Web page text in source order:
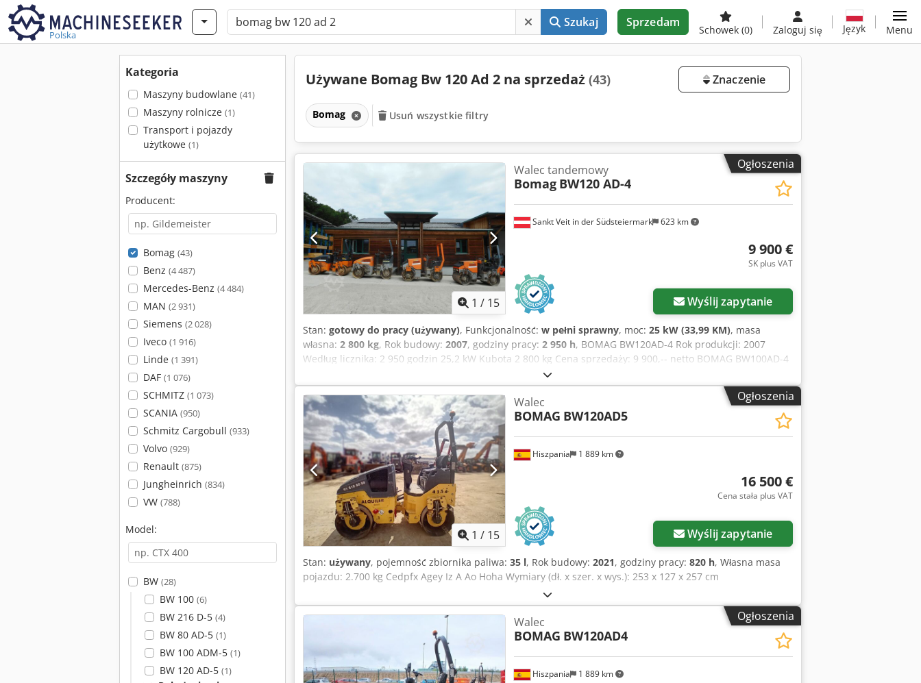
Polska
Szukaj Sprzedam
Schowek (0) Zaloguj się Język Menu
Kategoria
Maszyny budowlane (41)
Maszyny rolnicze (1)
Transport i pojazdy
użytkowe (1)
Szczegóły maszyny
Producent:
Bomag (43)
Benz (4 487)
Mercedes-Benz (4 484)
MAN (2 931)
Siemens (2 028)
Iveco (1 916)
Linde (1 391)
DAF (1 076)
SCHMITZ (1 073)
SCANIA (950)
Schmitz Cargobull (933)
Volvo (929)
Renault (875)
Jungheinrich (834)
VW (788)
Model:
BW (28)
BW 100 (6)
BW 216 D-5 (4)
BW 80 AD-5 (1)
BW 100 ADM-5 (1)
BW 120 AD-5 (1)
Używane Bomag Bw 120 Ad 2 na sprzedaż (43) Znaczenie
Bomag Usuń wszystkie filtry
Ogłoszenia
1 / 15
Sankt Veit in der Südsteiermark 623 km
Walec tandemowy
Bomag BW120 AD-4
9 900 €
SK plus VAT
Wyślij zapytanie
Stan: gotowy do pracy (używany), Funkcjonalność: w pełni sprawny, moc: 25 kW (33,99 KM), masa
własna: 2 800 kg, Rok budowy: 2007, godziny pracy: 2 950 h, BOMAG BW120AD-4 Rok produkcji: 2007
Według licznika: 2 950 godzin 25,2 kW Kubota 2 800 kg Cena sprzedaży: 9 900,-- netto BOMAG BW100AD-4
Rok produkcji: 2005 Według licznika: 6 594 godzin 25,2 kW Kubota 2 600 kg Cena sprzedaży: 8 800,-- netto
Hamm HD 10 Rok produkcji: 2006 Według licznika: 4 356 godzin 20,1 kW Deutz 2 450 kg Cena sprzedaży: 8
800,-- netto Hamm HD 10 Rok produkcji: 2006 Według licznika: 7 771 godzin 20,1 kW Deutz 2 450 kg Cena
sprzedaży: 8 800,-- netto Chodpezc Iyvsfx Ag Hsa Możliwa również tania dostawa!
Ogłoszenia
1 / 15
Hiszpania 1 889 km
Walec
BOMAG BW120AD5
16 500 €
Cena stała plus VAT
Wyślij zapytanie
Stan: używany, pojemność zbiornika paliwa: 35 l, Rok budowy: 2021, godziny pracy: 820 h, Własna masa
pojazdu: 2.700 kg Cedpfx Agey Iz A Ao Hoha Wymiary (dł. x szer. x wys.): 253 x 127 x 257 cm
Ogłoszenia
Hiszpania 1 889 km
Walec
BOMAG BW120AD4